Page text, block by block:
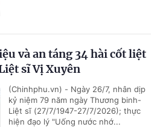
và an táng 34 hài cốt liệt
sĩ Vị Xuyên
(Chinhphu.vn) - Ngày 26/7, nhân dịp
kỷ niệm 79 năm ngày Thương binh-
Liệt sĩ (27/7/1947-27/7/2026); thực
hiện đạo lý "Uống nước nhớ...